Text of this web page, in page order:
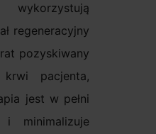
regeneracyjny
pozyskiwany
pacjenta,
jest w pełni
i minimalizuje